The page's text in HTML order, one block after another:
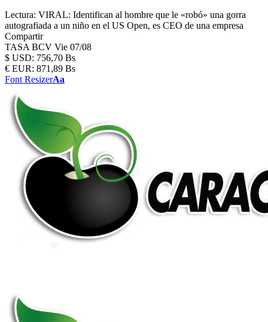
Lectura: VIRAL: Identifican al hombre que le «robó» una gorra
autografiada a un niño en el US Open, es CEO de una empresa
Compartir
TASA BCV Vie 07/08
$ USD: 756,70 Bs
€ EUR: 871,89 Bs
Font ResizerAa